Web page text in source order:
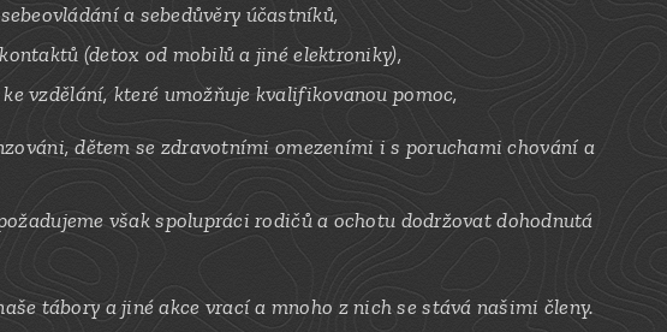
sebeovládání a sebedůvěry účastníků,
(detox od mobilů a jiné elektroniky),
vzdělání, které umožňuje kvalifikovanou pomoc,
i, dětem se zdravotními omezeními is poruchami chování a
však spolupráci rodičů a ochotu dodržovat dohodnutá
tábory a jiné akce vrací a mnoho z nich se stává našimi členy.